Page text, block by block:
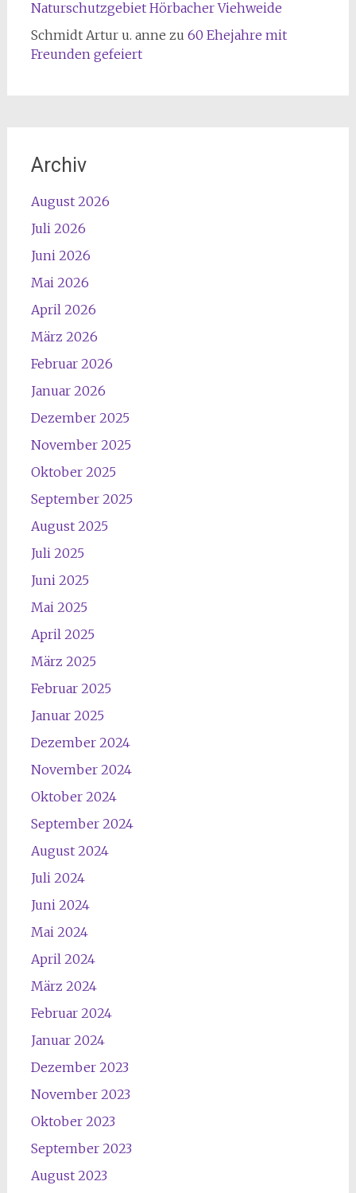
Naturschutzgebiet Hörbacher Viehweide
Schmidt Artur u. anne zu 60 Ehejahre mit
Freunden gefeiert
Archiv
August 2026
Juli 2026
Juni 2026
Mai 2026
April 2026
März 2026
Februar 2026
Januar 2026
Dezember 2025
November 2025
Oktober 2025
September 2025
August 2025
Juli 2025
Juni 2025
Mai 2025
April 2025
März 2025
Februar 2025
Januar 2025
Dezember 2024
November 2024
Oktober 2024
September 2024
August 2024
Juli 2024
Juni 2024
Mai 2024
April 2024
März 2024
Februar 2024
Januar 2024
Dezember 2023
November 2023
Oktober 2023
September 2023
August 2023